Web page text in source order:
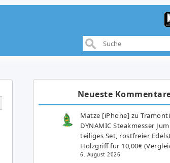
Neueste
Matze [iPhone] zu
DYNAMIC Steakmesser
teiliges Set, rostfreier
Holzgriff für 10,00€
6. August 2026